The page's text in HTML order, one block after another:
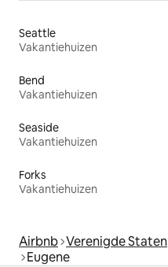
Seattle
Vakantiehuizen
Bend
Vakantiehuizen
Seaside
Vakantiehuizen
Forks
Vakantiehuizen
Airbnb Verenigde Staten
Eugene